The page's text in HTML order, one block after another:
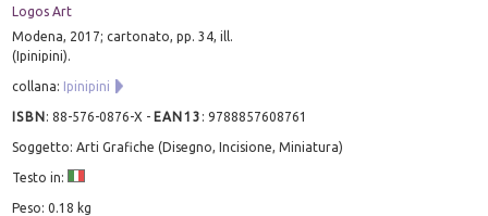
Logos Art
Modena, 2017; cartonato, pp. 34, ill.
(Ipinipini).
collana: Ipinipini
ISBN:88-576-0876-X - EAN13 :9788857608761
Soggetto: Arti Grafiche (Disegno, Incisione, Miniatura)
Testo in:
Peso: 0.18 kg